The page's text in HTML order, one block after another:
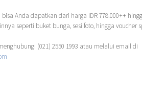
Anda dapatkan dari harga IDR 778.000++
seperti buket bunga, sesi foto, hingga voucher
(021) 2550 1993 atau melalui email di